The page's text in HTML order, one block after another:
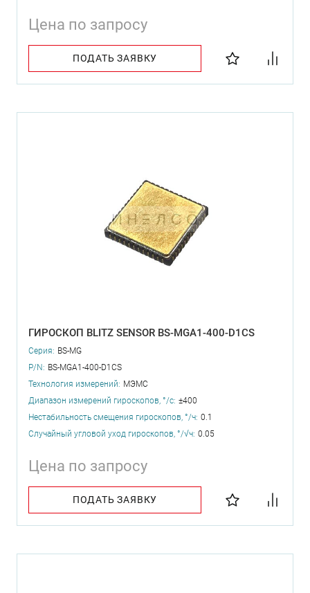
Цена по запросу
ПОДАТЬ ЗАЯВКУ
ГИРОСКОП BLITZ SENSOR BS-MGA1-400-D1CS
Серия: BS-MG
P/N: BS-MGA1-400-D1CS
Технология измерений: МЭМС
Диапазон измерений гироскопов, °/с: ±400
Нестабильность смещения гироскопов, °/ч: 0.1
Случайный угловой уход гироскопов, °/√ч: 0.05
Цена по запросу
ПОДАТЬ ЗАЯВКУ